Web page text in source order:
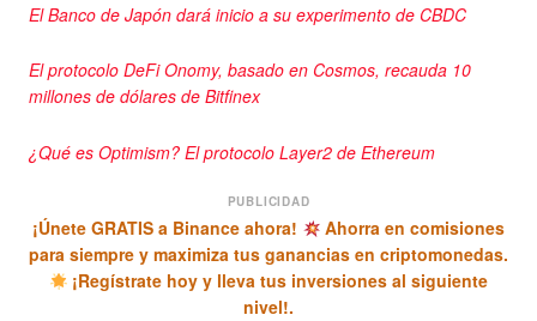
El Banco de Japón dará inicio a su experimento de CBDC
El protocolo DeFi Onomy, basado en Cosmos, recauda 10
millones de dólares de Bitfinex
¿Qué es Optimism? El protocolo Layer2 de Ethereum
PUBLICIDAD
¡Únete GRATIS a Binance ahora!
Ahorra en comisiones
para siempre y maximiza tus ganancias en criptomonedas.
¡Regístrate hoy y lleva tus inversiones al siguiente
nivel!.